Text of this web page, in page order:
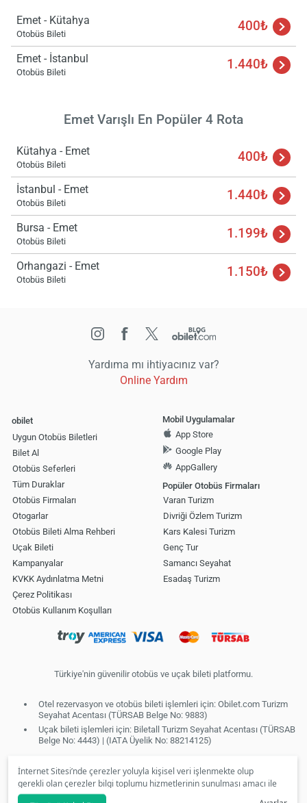
İnternet Sitesi’nde çerezler yoluyla kişisel veri işlenmekte olup
gerekli olan çerezler bilgi toplumu hizmetlerinin sunulması amacı ile
kullanılmaktadır. Tercihleriniz doğrultusunda size özel
Emet - Kütahya
Otobüs Bileti 400₺
Emet - İstanbul
Otobüs Bileti 1.440₺
Emet Varışlı En Popüler 4 Rota
Kütahya - Emet
Otobüs Bileti 400₺
İstanbul - Emet
Otobüs Bileti 1.440₺
Bursa - Emet
Otobüs Bileti 1.199₺
Orhangazi - Emet
Otobüs Bileti 1.150₺
Yardıma mı ihtiyacınız var?
Online Yardım
obilet
Uygun Otobüs Biletleri
Bilet Al
Otobüs Seferleri
Tüm Duraklar
Otobüs Firmaları
Otogarlar
Otobüs Bileti Alma Rehberi
Uçak Bileti
Kampanyalar
KVKK Aydınlatma Metni
Çerez Politikası
Otobüs Kullanım Koşulları
Mobil Uygulamalar
App Store
Google Play
AppGallery
Popüler Otobüs Firmaları
Varan Turizm
Divriği Özlem Turizm
Kars Kalesi Turizm
Genç Tur
Samancı Seyahat
Esadaş Turizm
Türkiye'nin güvenilir otobüs ve uçak bileti platformu.
Otel rezervasyon ve otobüs bileti işlemleri için: Obilet.com Turizm
Seyahat Acentası (TÜRSAB Belge No: 9883)
Uçak bileti işlemleri için: Biletall Turizm Seyahat Acentası (TÜRSAB
Belge No: 4443) | (IATA Üyelik No: 88214125)